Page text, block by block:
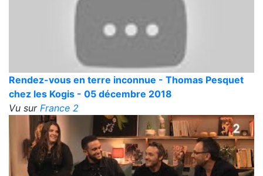
Rendez-vous en terre inconnue - Thomas Pesquet
chez les Kogis - 05 décembre 2018
Vu sur France 2